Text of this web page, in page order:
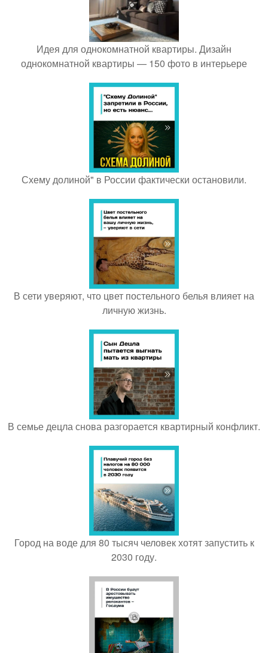
Идея для однокомнатной квартиры. Дизайн
однокомнатной квартиры — 150 фото в интерьере
Схему долиной" в России фактически остановили.
В сети уверяют, что цвет постельного белья влияет на
личную жизнь.
В семье децла снова разгорается квартирный конфликт.
Город на воде для 80 тысяч человек хотят запустить к
2030 году.